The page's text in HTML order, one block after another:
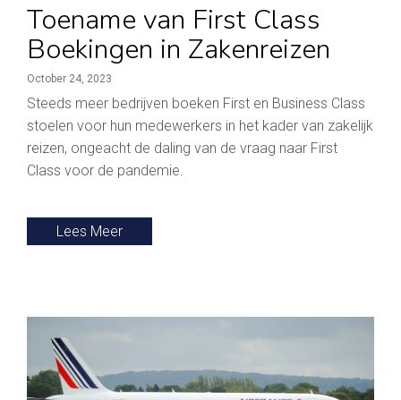
Toename van First Class
Boekingen in Zakenreizen
October 24, 2023
Steeds meer bedrijven boeken First en Business Class
stoelen voor hun medewerkers in het kader van zakelijk
reizen, ongeacht de daling van de vraag naar First
Class voor de pandemie.
Lees Meer